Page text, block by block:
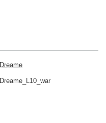
Dreame
Dreame_L10_war